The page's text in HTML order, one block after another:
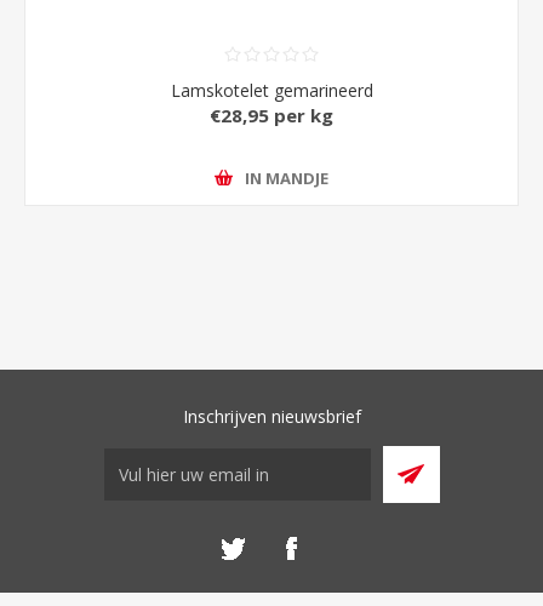
Lamskotelet gemarineerd
€28,95 per kg
IN MANDJE
Inschrijven nieuwsbrief